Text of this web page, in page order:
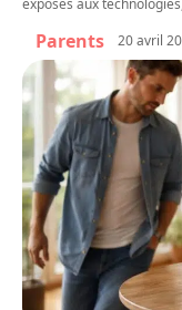
Parents 20 avril